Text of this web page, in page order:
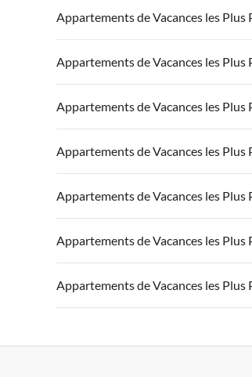
Appartements de Vacances les Plus
Appartements de Vacances à France
Appartements de Vacances à Côte atlantique
Appartements de Vacances à Côte d'Azur
Appartements de Vacances les Plus
Appartements de Vacances à France
Appartements de Vacances à Côte atlantique
Appartements de Vacances à Côte d'Azur
Appartements de Vacances les Plus
Appartements de Vacances à France
Appartements de Vacances à Côte atlantique
Appartements de Vacances à Côte d'Azur
Appartements de Vacances les Plus
Appartements de Vacances à France
Appartements de Vacances à Côte atlantique
Appartements de Vacances à Côte d'Azur
Appartements de Vacances les Plus
Appartements de Vacances à France
Appartements de Vacances à Côte atlantique
Appartements de Vacances à Côte d'Azur
Appartements de Vacances les Plus
Appartements de Vacances à France
Appartements de Vacances à Côte atlantique
Appartements de Vacances les Plus